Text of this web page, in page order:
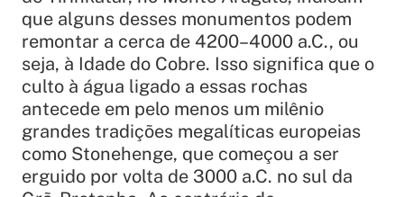
que alguns desses monumentos podem
remontar a cerca de 4200–4000 a.C., ou
seja, à Idade do Cobre. Isso significa que o
culto à água ligado a essas rochas
antecede em pelo menos um milênio
grandes tradições megalíticas europeias
como Stonehenge, que começou a ser
erguido por volta de 3000 a.C. no sul da